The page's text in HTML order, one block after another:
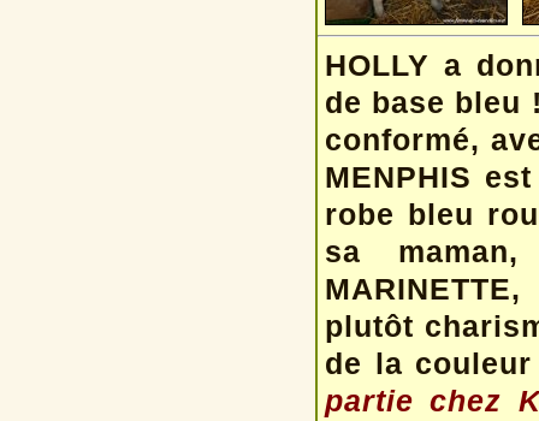
HOLLY a
de base bleu
conformé,
MENPHIS
robe bleu
sa
plutôt
de la
partie chez